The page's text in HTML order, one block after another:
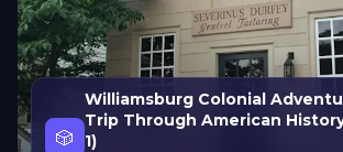
🎲
Williamsburg Colonial
Trip Through American History
1)